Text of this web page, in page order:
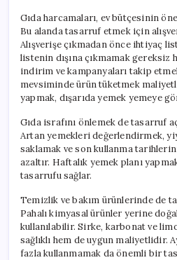
Gıda harcamaları, ev bütçesinin
Bu alanda tasarruf etmek için
Alışverişe çıkmadan önce ihtiyaç
listenin dışına çıkmamak gereksiz
indirim ve kampanyaları takip
mevsiminde ürün tüketmek
yapmak, dışarıda yemek yemeye
Gıda israfını önlemek de tasarruf
Artan yemekleri değerlendirmek,
saklamak ve son kullanma
azaltır. Haftalık yemek planı
tasarrufu sağlar.
Temizlik ve bakım ürünlerinde de
Pahalı kimyasal ürünler yerine
kullanılabilir. Sirke, karbonat ve
sağlıklı hem de uygun maliyetlidir.
fazla kullanmamak da önemli bir